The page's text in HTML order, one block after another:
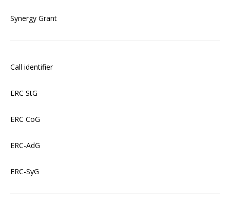
Synergy Grant
Call identifier
ERC StG
ERC CoG
ERC-AdG
ERC-SyG